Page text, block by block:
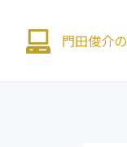
門田俊介の